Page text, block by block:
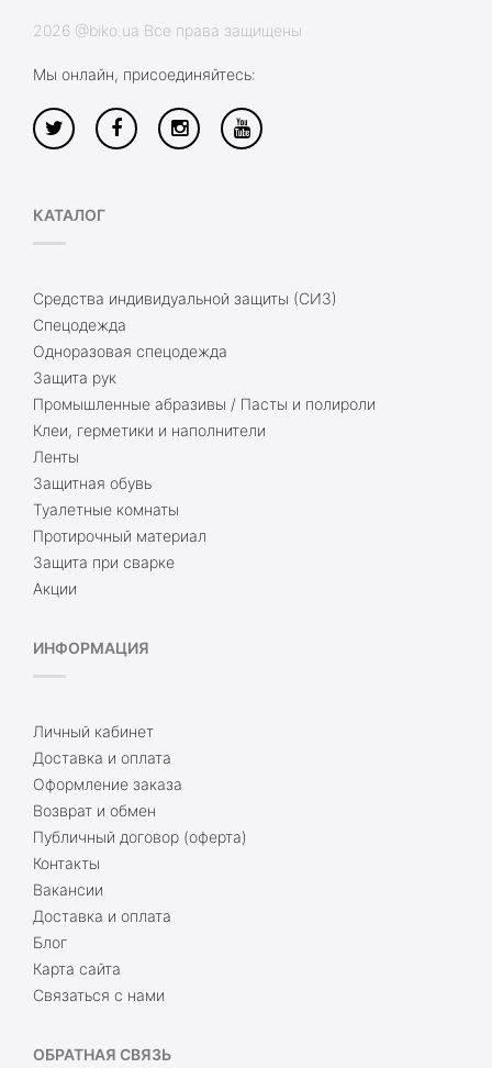
2026 @biko.ua Все права защищены
Мы онлайн, присоединяйтесь:
КАТАЛОГ
Средства индивидуальной защиты (СИЗ)
Спецодежда
Одноразовая спецодежда
Защита рук
Промышленные абразивы / Пасты и полироли
Клеи, герметики и наполнители
Ленты
Защитная обувь
Туалетные комнаты
Протирочный материал
Защита при сварке
Акции
ИНФОРМАЦИЯ
Личный кабинет
Доставка и оплата
Оформление заказа
Возврат и обмен
Публичный договор (оферта)
Контакты
Вакансии
Доставка и оплата
Блог
Карта сайта
Связаться с нами
ОБРАТНАЯ СВЯЗЬ